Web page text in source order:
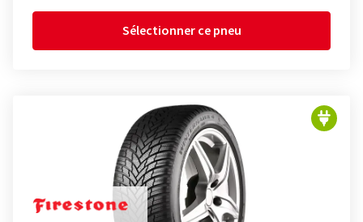
Sélectionner ce pneu